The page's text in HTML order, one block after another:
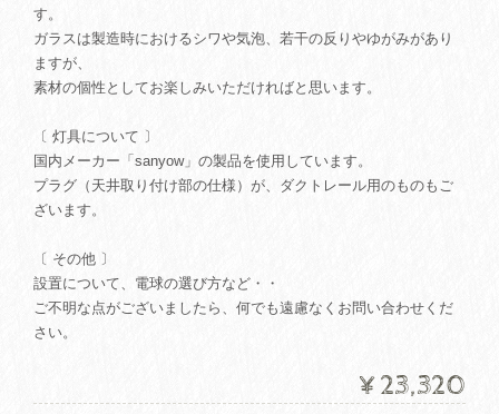
す。
ガラスは製造時におけるシワや気泡、若干の反りやゆがみがあり
ますが、
素材の個性としてお楽しみいただければと思います。
〔 灯具について 〕
国内メーカー「sanyow」の製品を使用しています。
プラグ（天井取り付け部の仕様）が、ダクトレール用のものもご
ざいます。
〔 その他 〕
設置について、電球の選び方など・・
ご不明な点がございましたら、何でも遠慮なくお問い合わせくだ
さい。
¥23,320